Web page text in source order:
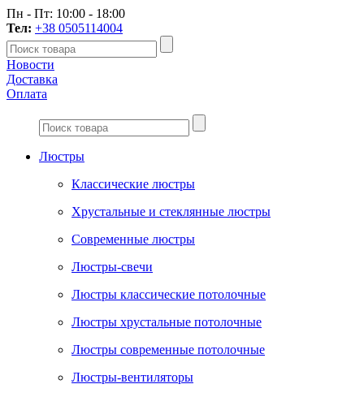
Пн - Пт: 10:00 - 18:00
Тел: +38 0505114004
Новости
Доставка
Оплата
Люстры
Классические люстры
Хрустальные и стеклянные люстры
Современные люстры
Люстры-свечи
Люстры классические потолочные
Люстры хрустальные потолочные
Люстры современные потолочные
Люстры-вентиляторы